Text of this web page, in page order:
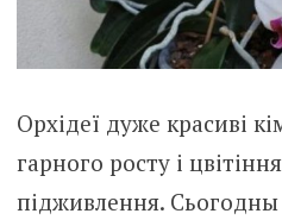
Орхідеї дуже красиві
гарного росту і
підживлення.